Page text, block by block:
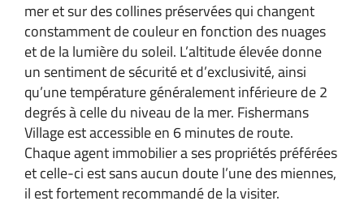
mer et sur des collines préservées qui changent
constamment de couleur en fonction des nuages
et de la lumière du soleil. L’altitude élevée donne
un sentiment de sécurité et d’exclusivité, ainsi
qu’une température généralement inférieure de 2
degrés à celle du niveau de la mer. Fishermans
Village est accessible en 6 minutes de route.
Chaque agent immobilier a ses propriétés préférées
et celle-ci est sans aucun doute l’une des miennes,
il est fortement recommandé de la visiter.